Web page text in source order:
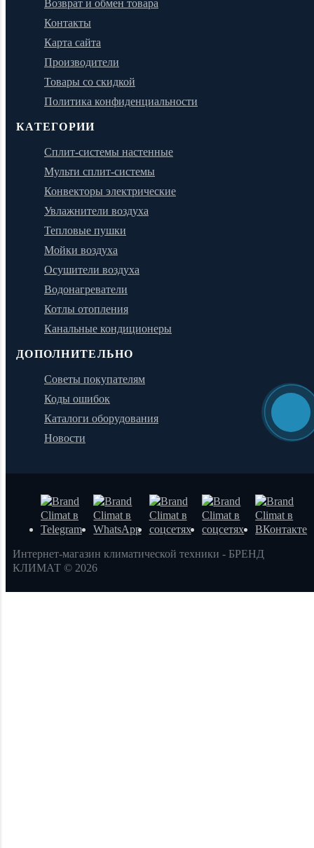
Возврат и обмен товара
Контакты
Карта сайта
Производители
Товары со скидкой
Политика конфиденциальности
КАТЕГОРИИ
Сплит-системы настенные
Мульти сплит-системы
Конвекторы электрические
Увлажнители воздуха
Тепловые пушки
Мойки воздуха
Осушители воздуха
Водонагреватели
Котлы отопления
Канальные кондиционеры
ДОПОЛНИТЕЛЬНО
Советы покупателям
Коды ошибок
Каталоги оборудования
Новости
Интернет-магазин климатической техники - БРЕНД
КЛИМАТ © 2026